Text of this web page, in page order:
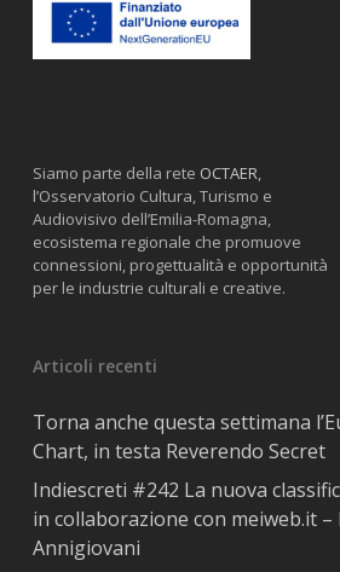
Siamo parte della rete OCTAER,
l’Osservatorio Cultura, Turismo e
Audiovisivo dell’Emilia-Romagna,
ecosistema regionale che promuove
connessioni, progettualità e opportunità
per le industrie culturali e creative.
Articoli recenti
Torna anche questa settimana
Chart, in testa Reverendo Secret
Indiescreti #242 La nuova
in collaborazione con meiweb.it –
Annigiovani